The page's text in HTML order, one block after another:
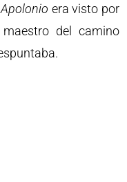
Apolonio era visto por
del camino